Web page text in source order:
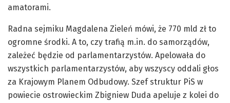
amatorami.
Radna sejmiku Magdalena Zieleń mówi, że 770 mld zł to
ogromne środki. A to, czy trafią m.in. do samorządów,
zależeć będzie od parlamentarzystów. Apelowała do
wszystkich parlamentarzystów, aby wszyscy oddali głos
za Krajowym Planem Odbudowy. Szef struktur PiS w
powiecie ostrowieckim Zbigniew Duda apeluje z kolei do